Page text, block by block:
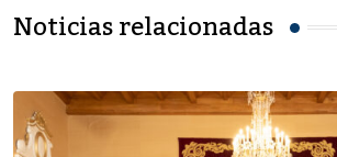
Noticias relacionadas